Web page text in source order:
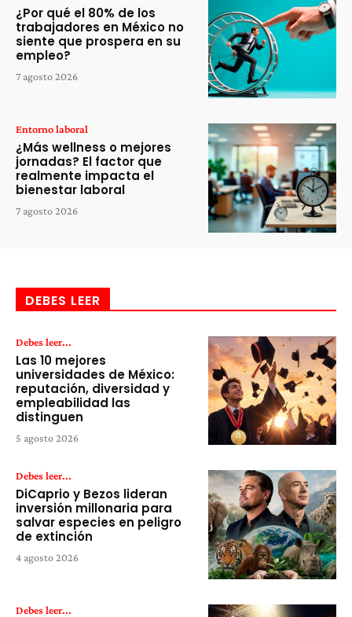
¿Por qué el 80% de los
trabajadores en México no
siente que prospera en su
empleo?
7 agosto 2026
Entorno laboral
¿Más wellness o mejores
jornadas? El factor que
realmente impacta el
bienestar laboral
7 agosto 2026
DEBES LEER
Debes leer...
Las 10 mejores
universidades de México:
reputación, diversidad y
empleabilidad las
distinguen
5 agosto 2026
Debes leer...
DiCaprio y Bezos lideran
inversión millonaria para
salvar especies en peligro
de extinción
4 agosto 2026
Debes leer...